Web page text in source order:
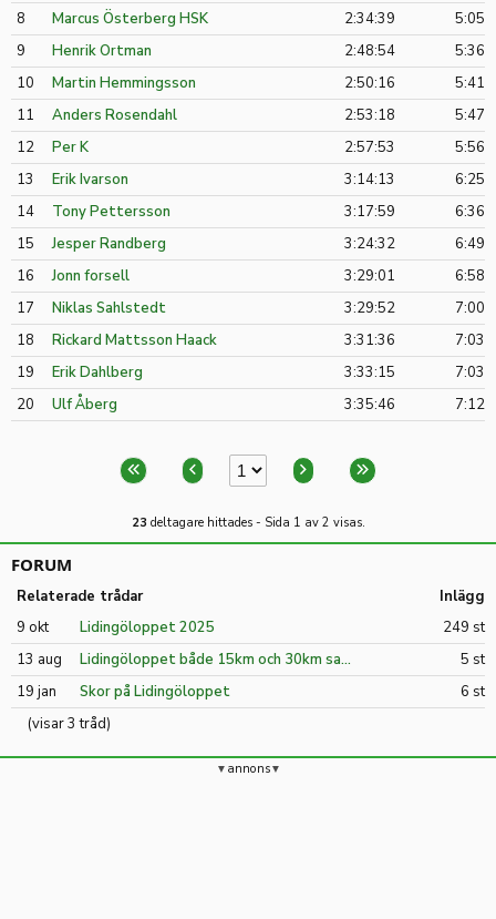
23 deltagare hittades - Sida 1 av 2 visas.
8
Marcus Österberg HSK 2:34:39
5:05
9
Henrik Ortman 2:48:54
5:36
10
Martin Hemmingsson 2:50:16
5:41
11
Anders Rosendahl 2:53:18
5:47
12
Per K 2:57:53
5:56
13
Erik Ivarson 3:14:13
6:25
14
Tony Pettersson 3:17:59
6:36
15
Jesper Randberg 3:24:32
6:49
16
Jonn forsell 3:29:01
6:58
17
Niklas Sahlstedt 3:29:52
7:00
18
Rickard Mattsson Haack 3:31:36
7:03
19
Erik Dahlberg 3:33:15
7:03
20
Ulf Åberg 3:35:46 7:12
FORUM
Relaterade trådar
Inlägg
9 okt
Lidingöloppet 2025
249 st
13 aug
Lidingöloppet både 15km och 30km sa...
5 st
19 jan
Skor på Lidingöloppet
6 st
(visar 3 tråd)
annons